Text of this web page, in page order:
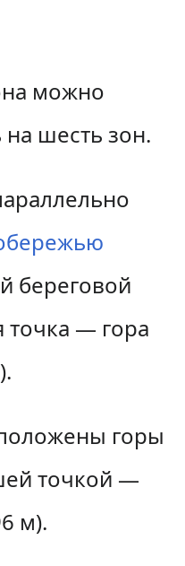
можно
на шесть зон.
береговой
точка — гора
горы
точкой —
м).